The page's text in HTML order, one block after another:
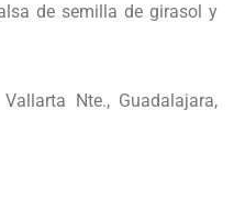
de semilla de girasol y
Nte., Guadalajara,